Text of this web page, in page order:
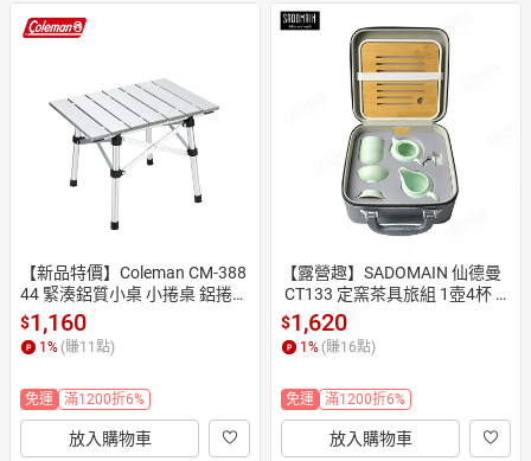
【新品特價】Coleman CM-388
44 緊湊鋁質小桌 小捲桌 鋁捲桌
休閒桌 野餐桌 料理桌 摺疊桌 餐
桌 茶几 野炊 露營
$1,160
1% (賺11點)
免運 滿1200折6%
放入購物車
【露營趣】SADOMAIN 仙德曼
CT133 定窯茶具旅組 1壺4杯 1
2件組 泡茶組 陶瓷西施壺 茶壺
茶杯 茶盤 杯子 戶外 居家 露營
野營
$1,620
1% (賺16點)
免運 滿1200折6%
放入購物車